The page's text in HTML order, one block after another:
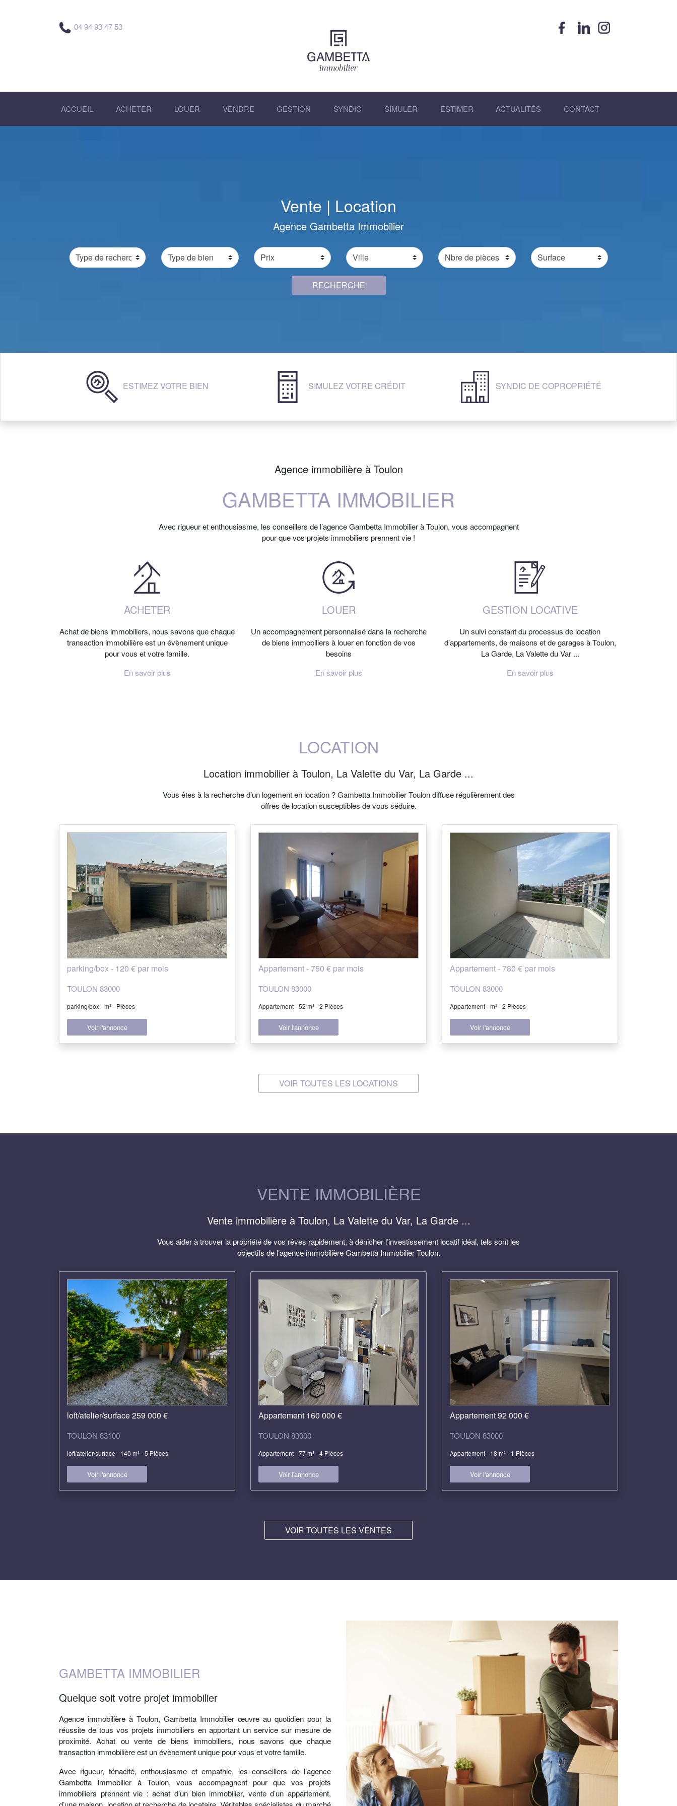
04 94 93 47 53
ACCUEIL ACHETER LOUER VENDRE GESTION SYNDIC SIMULER ESTIMER ACTUALITÉS CONTACT
Vente | Location
Agence Gambetta Immobilier à Toul
ESTIMEZ VOTRE BIEN SIMULEZ VOTRE CRÉDIT SYNDIC DE COPROPRIÉTÉ
Agence immobilière à Toulon
GAMBETTA IMMOBILIER
Avec rigueur et enthousiasme, les conseillers de l’agence Gambetta Immobilier à Toulon, vous accompagnent
pour que vos projets immobiliers prennent vie !
ACHETER
Achat de biens immobiliers, nous savons que chaque
transaction immobilière est un évènement unique
pour vous et votre famille.
En savoir plus
LOUER
Un accompagnement personnalisé dans la recherche
de biens immobiliers à louer en fonction de vos
besoins
En savoir plus
GESTION LOCATIVE
Un suivi constant du processus de location
d’appartements, de maisons et de garages à Toulon,
La Garde, La Valette du Var ...
En savoir plus
LOCATION
Location immobilier à Toulon, La Valette du Var, La Garde ...
Vous êtes à la recherche d’un logement en location ? Gambetta Immobilier Toulon diffuse régulièrement des
offres de location susceptibles de vous séduire.
parking/box - 120 € par mois
TOULON 83000
parking/box - m² - Pièces
Voir l'annonce
Appartement - 750 € par mois
TOULON 83000
Appartement - 52 m² - 2 Pièces
Voir l'annonce
Appartement - 780 € par mois
TOULON 83000
Appartement - m² - 2 Pièces
Voir l'annonce
VOIR TOUTES LES LOCATIONS
VENTE IMMOBILIÈRE
Vente immobilière à Toulon, La Valette du Var, La Garde ...
Vous aider à trouver la propriété de vos rêves rapidement, à dénicher l’investissement locatif idéal, tels sont les
objectifs de l’agence immobilièreGambetta ImmobilierToulon.
loft/atelier/surface 259 000 €
TOULON 83100
loft/atelier/surface - 140 m² - 5 Pièces
Voir l'annonce
Appartement 160 000 €
TOULON 83000
Appartement - 77 m² - 4 Pièces
Voir l'annonce
Appartement 92 000 €
TOULON 83000
Appartement - 18 m² - 1 Pièces
Voir l'annonce
VOIR TOUTES LES VENTES
GAMBETTA IMMOBILIER
Quelque soit votre projet immobilier
Agence immobilière à Toulon, Gambetta Immobilier œuvre au quotidien pour la
réussite de tous vos projets immobiliers en apportant un service sur mesure de
proximité. Achat ou vente de biens immobiliers, nous savons que chaque
transaction immobilière est un évènement unique pour vous et votre famille.
Avec rigueur, ténacité, enthousiasme et empathie, les conseillers de l’agence
Gambetta Immobilier à Toulon, vous accompagnent pour que vos projets
immobiliers prennent vie : achat d’un bien immobilier, vente d’un appartement,